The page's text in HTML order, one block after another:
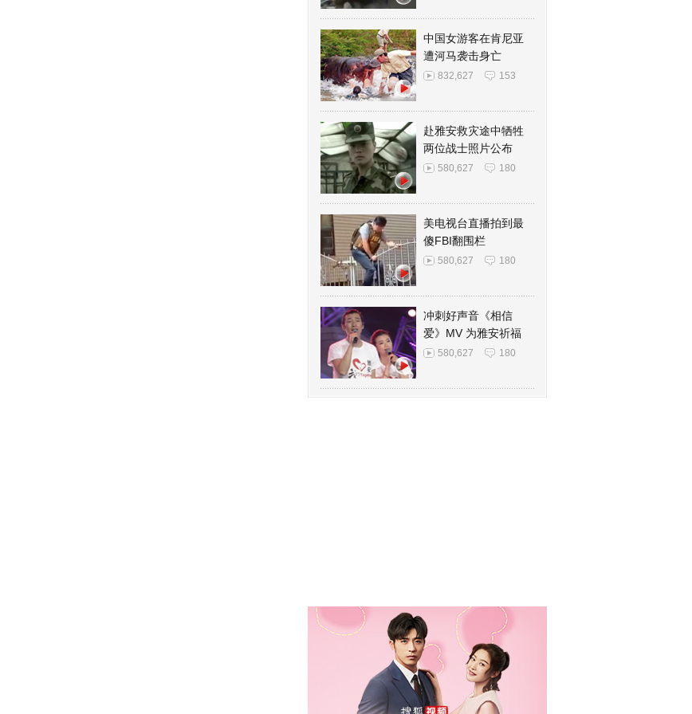
中国女游客在肯尼亚
遭河马袭击身亡
832,627 153
赴雅安救灾途中牺牲
两位战士照片公布
580,627 180
美电视台直播拍到最
傻FBI翻围栏
580,627 180
冲刺好声音《相信
爱》MV 为雅安祈福
580,627 180